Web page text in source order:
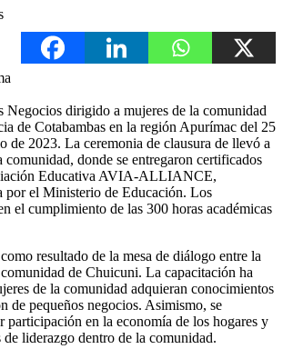
Negocios dirigido a mujeres de la comunidad
de Cotabambas en la región Apurímac del 25
de 2023. La ceremonia de clausura de llevó a
comunidad, donde se entregaron certificados
Educativa AVIA-ALLIANCE,
por el Ministerio de Educación. Los
el cumplimiento de las 300 horas académicas
resultado de la mesa de diálogo entre la
de Chuicuni. La capacitación ha
de la comunidad adquieran conocimientos
de pequeños negocios. Asimismo, se
participación en la economía de los hogares y
liderazgo dentro de la comunidad.